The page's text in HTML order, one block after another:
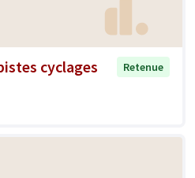
cyclages
Retenue